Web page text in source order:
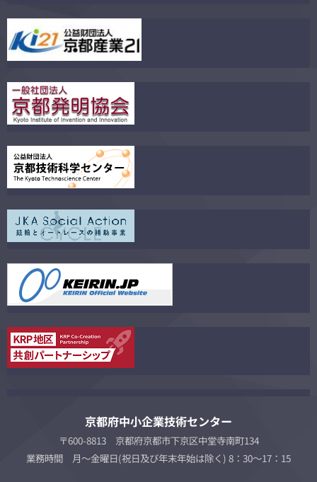
京都府中小企業技術センター
〒600-8813 京都府京都市下京区中堂寺南町134
業務時間 月～金曜日(祝日及び年末年始は除く) 8：30～17：15